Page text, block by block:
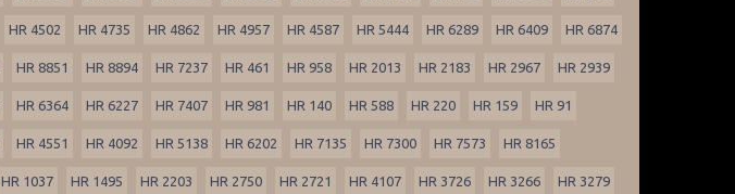
HR 4502 HR 4735 HR 4862 HR 4957 HR 4587 HR 5444 HR 6289 HR 6409 HR 6874
HR 8851 HR 8894 HR 7237 HR 461 HR 958 HR 2013 HR 2183 HR 2967 HR 2939
HR 6364 HR 6227 HR 7407 HR 981 HR 140 HR 588 HR 220 HR 159 HR 91
HR 4551 HR 4092 HR 5138 HR 6202 HR 7135 HR 7300 HR 7573 HR 8165
HR 1037 HR 1495 HR 2203 HR 2750 HR 2721 HR 4107 HR 3726 HR 3266 HR 3279